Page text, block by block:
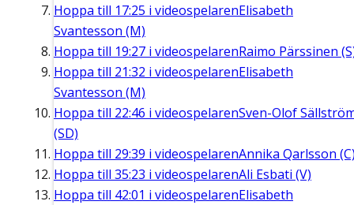
Hoppa till 17:25 i videospelarenElisabeth
Svantesson (M)
Hoppa till 19:27 i videospelarenRaimo Pärssinen
Hoppa till 21:32 i videospelarenElisabeth
Svantesson (M)
Hoppa till 22:46 i videospelarenSven-Olof
(SD)
Hoppa till 29:39 i videospelarenAnnika Qarlsson
Hoppa till 35:23 i videospelarenAli Esbati (V)
Hoppa till 42:01 i videospelarenElisabeth